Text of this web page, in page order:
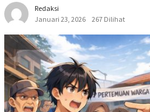
Redaksi
Januari 23, 2026
267 Dilihat